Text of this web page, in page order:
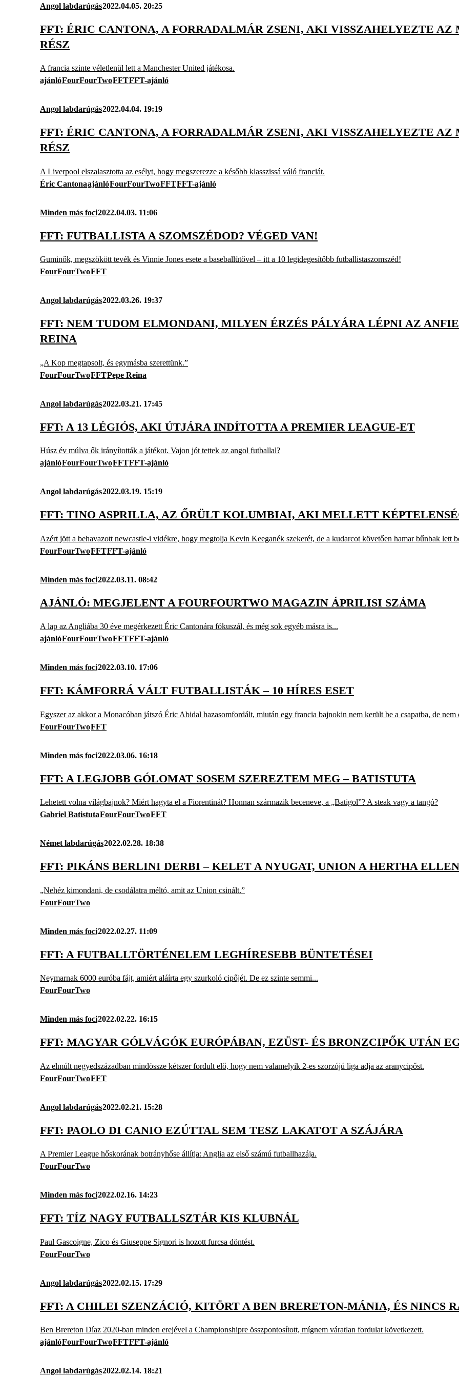
Angol labdarúgás2022.04.05. 20:25
FFT: ÉRIC CANTONA, A FORRADALMÁR ZSENI, AKI VISSZAHELYEZTE AZ
RÉSZ
A francia szinte véletlenül lett a Manchester United játékosa.
ajánlóFourFourTwoFFTFFT-ajánló
Angol labdarúgás2022.04.04. 19:19
FFT: ÉRIC CANTONA, A FORRADALMÁR ZSENI, AKI VISSZAHELYEZTE AZ
RÉSZ
A Liverpool elszalasztotta az esélyt, hogy megszerezze a később klasszissá váló franciát.
Éric CantonaajánlóFourFourTwoFFTFFT-ajánló
Minden más foci2022.04.03. 11:06
FFT: FUTBALLISTA A SZOMSZÉDOD? VÉGED VAN!
Guminők, megszökött tevék és Vinnie Jones esete a baseballütővel – itt a 10 legidegesítőbb futballistaszomszéd!
FourFourTwoFFT
Angol labdarúgás2022.03.26. 19:37
FFT: NEM TUDOM ELMONDANI, MILYEN ÉRZÉS PÁLYÁRA LÉPNI AZ
REINA
„A Kop megtapsolt, és egymásba szerettünk.”
FourFourTwoFFTPepe Reina
Angol labdarúgás2022.03.21. 17:45
FFT: A 13 LÉGIÓS, AKI ÚTJÁRA INDÍTOTTA A PREMIER LEAGUE-ET
Húsz év múlva ők irányították a játékot. Vajon jót tettek az angol futballal?
ajánlóFourFourTwoFFTFFT-ajánló
Angol labdarúgás2022.03.19. 15:19
FFT: TINO ASPRILLA, AZ ŐRÜLT KOLUMBIAI, AKI MELLETT
Azért jött a behavazott newcastle-i vidékre, hogy megtolja Kevin Keeganék szekerét, de a kudarcot követően hamar bűnbak lett
FourFourTwoFFTFFT-ajánló
Minden más foci2022.03.11. 08:42
AJÁNLÓ: MEGJELENT A FOURFOURTWO MAGAZIN ÁPRILISI SZÁMA
A lap az Angliába 30 éve megérkezett Éric Cantonára fókuszál, és még sok egyéb másra is...
ajánlóFourFourTwoFFTFFT-ajánló
Minden más foci2022.03.10. 17:06
FFT: KÁMFORRÁ VÁLT FUTBALLISTÁK – 10 HÍRES ESET
Egyszer az akkor a Monacóban játszó Éric Abidal hazasomfordált, miután egy francia bajnokin nem került be a csapatba, de nem
FourFourTwoFFT
Minden más foci2022.03.06. 16:18
FFT: A LEGJOBB GÓLOMAT SOSEM SZEREZTEM MEG – BATISTUTA
Lehetett volna világbajnok? Miért hagyta el a Fiorentinát? Honnan származik beceneve, a „Batigol”? A steak vagy a tangó?
Gabriel BatistutaFourFourTwoFFT
Német labdarúgás2022.02.28. 18:38
FFT: PIKÁNS BERLINI DERBI – KELET A NYUGAT, UNION A HERTHA ELLEN
„Nehéz kimondani, de csodálatra méltó, amit az Union csinált.”
FourFourTwo
Minden más foci2022.02.27. 11:09
FFT: A FUTBALLTÖRTÉNELEM LEGHÍRESEBB BÜNTETÉSEI
Neymarnak 6000 euróba fájt, amiért aláírta egy szurkoló cipőjét. De ez szinte semmi...
FourFourTwo
Minden más foci2022.02.22. 16:15
FFT: MAGYAR GÓLVÁGÓK EURÓPÁBAN, EZÜST- ÉS BRONZCIPŐK UTÁN
Az elmúlt negyedszázadban mindössze kétszer fordult elő, hogy nem valamelyik 2-es szorzójú liga adja az aranycipőst.
FourFourTwoFFT
Angol labdarúgás2022.02.21. 15:28
FFT: PAOLO DI CANIO EZÚTTAL SEM TESZ LAKATOT A SZÁJÁRA
A Premier League hőskorának botrányhőse állítja: Anglia az első számú futballhazája.
FourFourTwo
Minden más foci2022.02.16. 14:23
FFT: TÍZ NAGY FUTBALLSZTÁR KIS KLUBNÁL
Paul Gascoigne, Zico és Giuseppe Signori is hozott furcsa döntést.
FourFourTwo
Angol labdarúgás2022.02.15. 17:29
FFT: A CHILEI SZENZÁCIÓ, KITÖRT A BEN BRERETON-MÁNIA, ÉS NINCS
Ben Brereton Díaz 2020-ban minden erejével a Championshipre összpontosított, mígnem váratlan fordulat következett.
ajánlóFourFourTwoFFTFFT-ajánló
Angol labdarúgás2022.02.14. 18:21